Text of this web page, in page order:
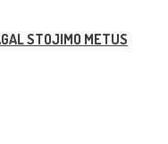
STOJIMO METUS